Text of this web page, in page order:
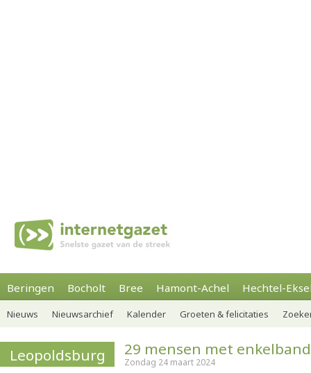
Beringen Bocholt Bree Hamont-Achel Hechtel-
Nieuws Nieuwsarchief Kalender Groeten & felicitaties
Leopoldsburg 29 mensen met enkelband
Zondag 24 maart 2024